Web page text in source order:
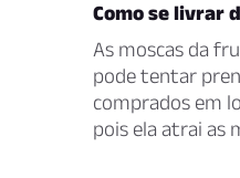
Como se livrar
As moscas da
pode tentar
comprados em
pois ela atrai as